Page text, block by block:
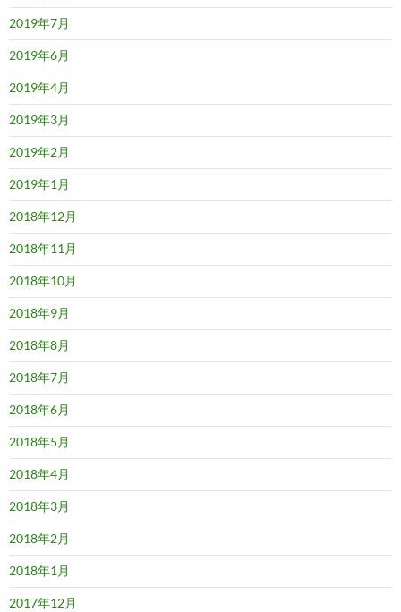
2019年7月
2019年6月
2019年4月
2019年3月
2019年2月
2019年1月
2018年12月
2018年11月
2018年10月
2018年9月
2018年8月
2018年7月
2018年6月
2018年5月
2018年4月
2018年3月
2018年2月
2018年1月
2017年12月